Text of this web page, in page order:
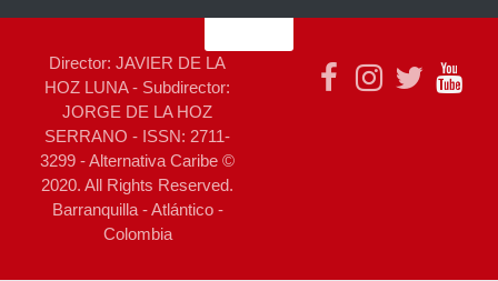
Director: JAVIER DE LA
HOZ LUNA - Subdirector:
JORGE DE LA HOZ
SERRANO - ISSN: 2711-
3299 - Alternativa Caribe ©
2020. All Rights Reserved.
Barranquilla - Atlántico -
Colombia